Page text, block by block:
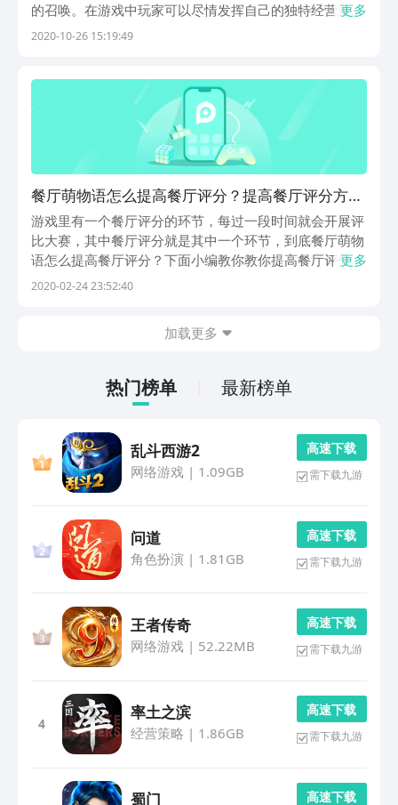
的召唤。在游戏中玩家可以尽情发挥自己的独特经营策
略，更可以和萌娘进行互动，培养感情。本文将介绍餐厅
更多
2020-10-26 15:19:49
餐厅萌物语怎么提高餐厅评分？提高餐厅评分方法
指引
游戏里有一个餐厅评分的环节，每过一段时间就会开展评
比大赛，其中餐厅评分就是其中一个环节，到底餐厅萌物
语怎么提高餐厅评分？下面小编教你教你提高餐厅评分的
方法，如果提高等级后会收到奖励哦！
更多
2020-02-24 23:52:40
加载更多
热门榜单 最新榜单
乱斗西游2
网络游戏| 1.09GB
高 速 下 载
需下载九游
问道
角色扮演 | 1.81GB
高 速 下 载
需下载九游
王者传奇
网络游戏| 52.22MB
高 速 下 载
需下载九游
4
率土之滨
经营策略 | 1.86GB
高 速 下 载
需下载九游
蜀门 高 速 下 载